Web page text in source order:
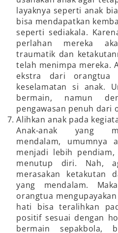
layaknya seperti anak
bisa mendapatkan
seperti sediakala.
perlahan mereka
traumatik dan
telah menimpa mereka.
ekstra dari orangtua
keselamatan si anak.
bermain, namun
pengawasan penuh dari
Alihkan anak pada
Anak-anak yang
mendalam, umumnya
menjadi lebih
menutup diri. Nah,
merasakan ketakutan
yang mendalam.
orangtua
hati bisa teralihkan
positif sesuai dengan
bermain sepakbola,